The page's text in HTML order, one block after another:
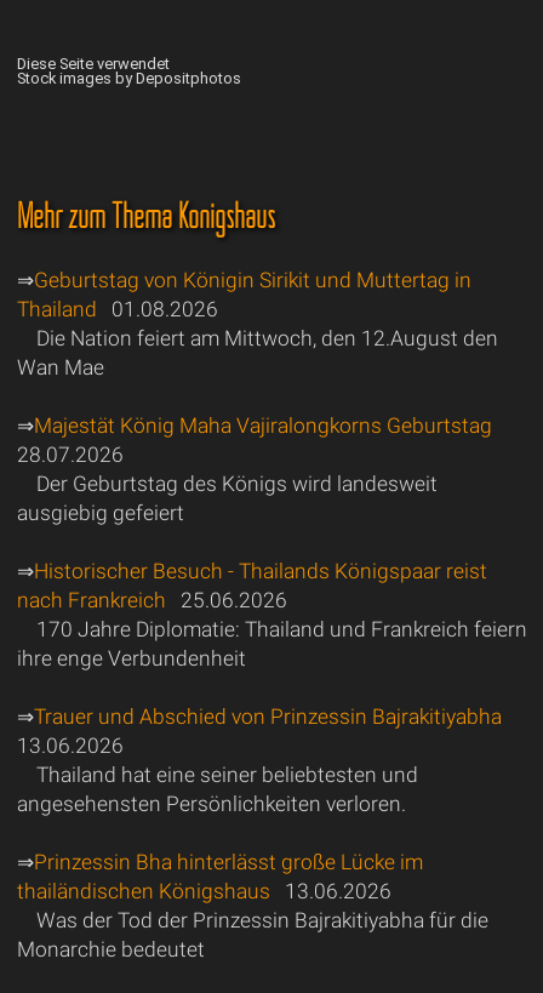
Diese Seite verwendet
Stock images by Depositphotos
Mehr zum Thema Königshaus
⇒Geburtstag von Königin Sirikit und Muttertag in
Thailand 01.08.2026
Die Nation feiert am Mittwoch, den 12.August den
Wan Mae
⇒Majestät König Maha Vajiralongkorns Geburtstag
28.07.2026
Der Geburtstag des Königs wird landesweit
ausgiebig gefeiert
⇒Historischer Besuch - Thailands Königspaar reist
nach Frankreich 25.06.2026
170 Jahre Diplomatie: Thailand und Frankreich feiern
ihre enge Verbundenheit
⇒Trauer und Abschied von Prinzessin Bajrakitiyabha
13.06.2026
Thailand hat eine seiner beliebtesten und
angesehensten Persönlichkeiten verloren.
⇒Prinzessin Bha hinterlässt große Lücke im
thailändischen Königshaus 13.06.2026
Was der Tod der Prinzessin Bajrakitiyabha für die
Monarchie bedeutet